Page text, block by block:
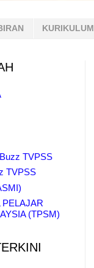
KURIKULUM
TVPSS
TVPSS
PELAJAR
(TPSM)